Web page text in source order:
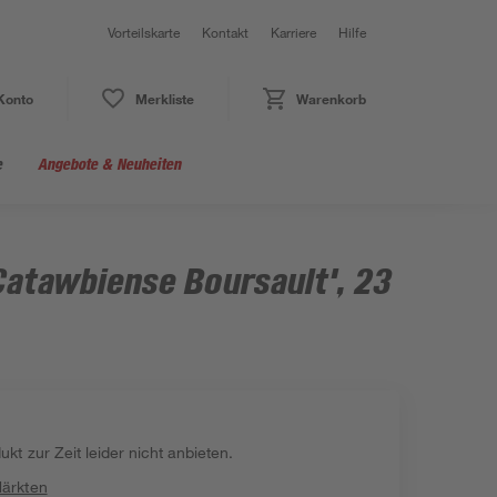
Vorteilskarte Kontakt Karriere Hilfe
Merkliste Warenkorb
Angebote & Neuheiten
Boursault', 23
zur Zeit leider nicht anbieten.